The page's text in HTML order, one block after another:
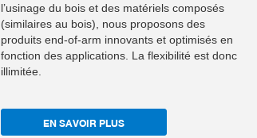
l’usinage du bois et des matériels composés
(similaires au bois), nous proposons des
produits end-of-arm innovants et optimisés en
fonction des applications. La flexibilité est donc
illimitée.
EN SAVOIR PLUS